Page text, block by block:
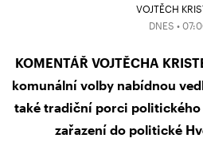
VOJTĚCH
DNES •
KOMENTÁŘ VOJTĚCHA
komunální volby nabídnou
také tradiční porci politického
zařazení do politické